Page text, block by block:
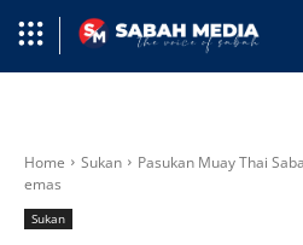
Home Sukan
Pasukan Muay Thai
emas
Sukan